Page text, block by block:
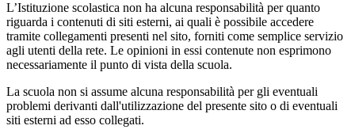
L’Istituzione scolastica non ha alcuna responsabilità per quanto
riguarda i contenuti di siti esterni, ai quali è possibile accedere
tramite collegamenti presenti nel sito, forniti come semplice servizio
agli utenti della rete. Le opinioni in essi contenute non esprimono
necessariamente il punto di vista della scuola.
La scuola non si assume alcuna responsabilità per gli eventuali
problemi derivanti dall'utilizzazione del presente sito o di eventuali
siti esterni ad esso collegati.